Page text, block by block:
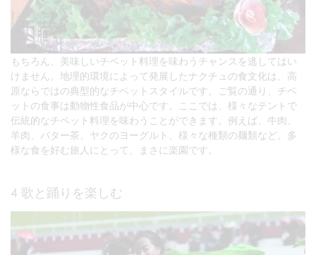
もちろん、美味しいチベット料理を味わうチャンスを逃してはい
けません。地理的環境によって発展したナクチュの食文化は、高
原ならではの典型的なチベットスタイルです。ご覧の通り、チベ
ットの食事は動物性食品が中心です。ここでは、様々なテントで
伝統的なチベット料理を味わうことができます。例えば、牛肉、
羊肉、バター茶、ヤクのヨーグルト、様々な種類の麺類など。多
様な食を好む旅人にとって、まさに楽園です。
4 歌と踊りを楽しむ